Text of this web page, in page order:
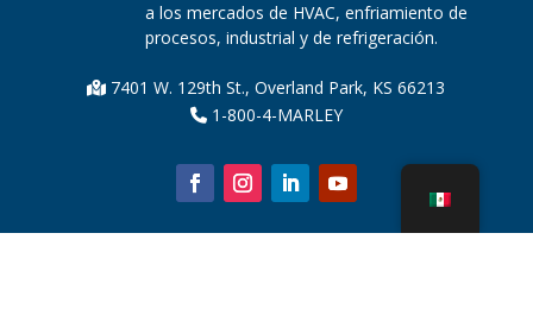
a los mercados de HVAC, enfriamiento de
procesos, industrial y de refrigeración.
7401 W. 129th St., Overland Park, KS 66213
1-800-4-MARLEY